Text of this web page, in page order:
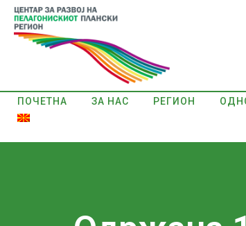
ПОЧЕТНА ЗА НАС РЕГИОН